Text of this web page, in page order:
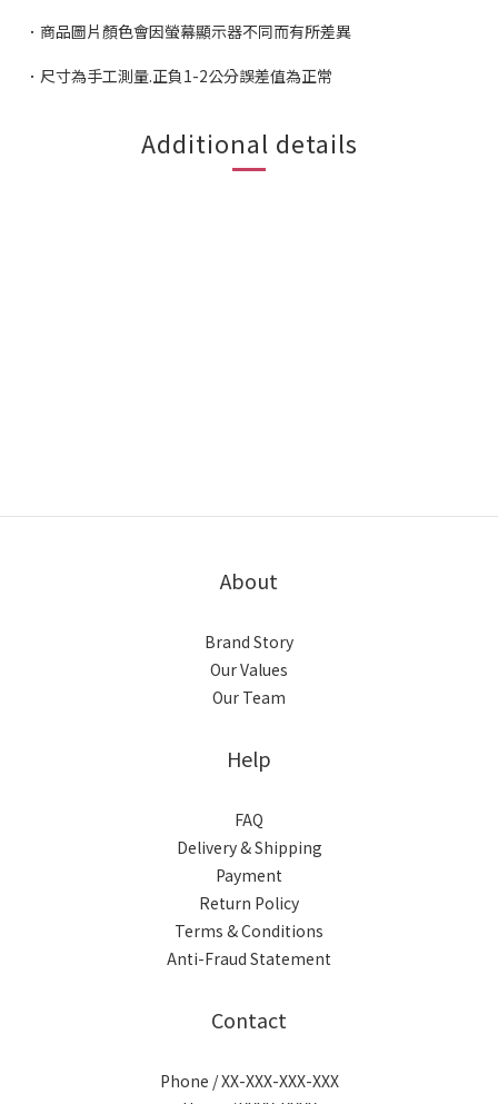
．商品圖片顏色會因螢幕顯示器不同而有所差異
．尺寸為手工測量.正負1-2公分誤差值為正常
Additional details
About
Brand Story
Our Values
Our Team
Help
FAQ
Delivery & Shipping
Payment
Return Policy
Terms & Conditions
Anti-Fraud Statement
Contact
Phone / XX-XXX-XXX-XXX